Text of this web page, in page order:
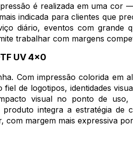
é realizada em uma
indicada para clientes que
diário, eventos com grande
trabalhar com margens
UV 4x0
Com impressão colorida em
de logotipos, identidades
visual no ponto de
integra a estratégia de
margem mais expressiva